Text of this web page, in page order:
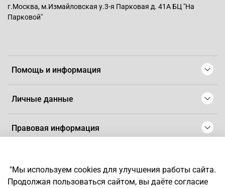
Помощь и информация
Личные данные
Правовая информация
г.Москва, м.Измайловская у.3-я Парковая д. 41А БЦ "На
Парковой"
*Любое использование контента без письменного разрешения
"Мы используем cookies для улучшения работы сайта.
Продолжая пользоваться сайтом, вы даёте согласие